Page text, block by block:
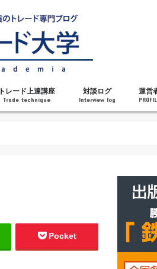
トレード上達講座
Trade technique
対談ログ
Interview log
運営
Pocket